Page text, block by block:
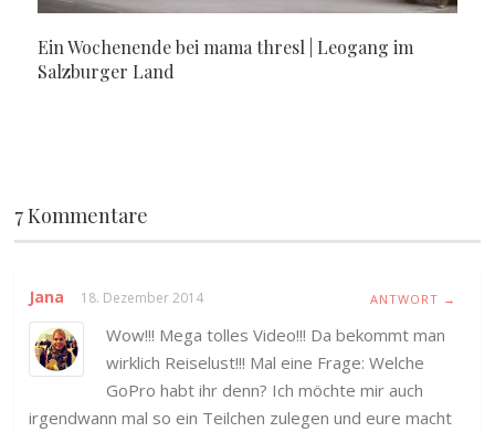
Ein Wochenende bei mama thresl | Leogang im
Salzburger Land
7 Kommentare
Jana 18. Dezember 2014 ANTWORT →
Wow!!! Mega tolles Video!!! Da bekommt man
wirklich Reiselust!!! Mal eine Frage: Welche
GoPro habt ihr denn? Ich möchte mir auch
irgendwann mal so ein Teilchen zulegen und eure macht